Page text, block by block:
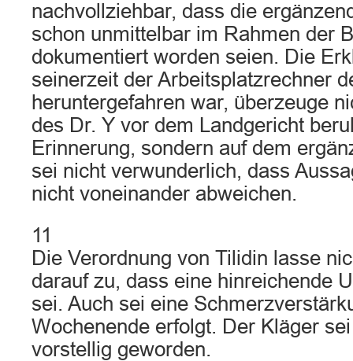
nachvollziehbar, dass die
schon unmittelbar im Rahmen der
dokumentiert worden seien. Die
seinerzeit der Arbeitsplatzrechner
heruntergefahren war, überzeuge
des Dr. Y vor dem Landgericht
Erinnerung, sondern auf dem
sei nicht verwunderlich, dass
nicht voneinander abweichen.
11
Die Verordnung von Tilidin lasse
darauf zu, dass eine hinreichende
sei. Auch sei eine
Wochenende erfolgt. Der Kläger
vorstellig geworden.